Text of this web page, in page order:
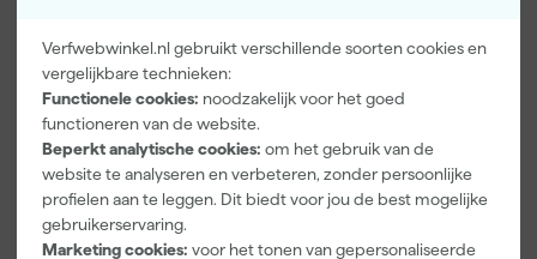
Verfwebwinkel.nl gebruikt verschillende soorten cookies en
vergelijkbare technieken:
Functionele cookies: noodzakelijk voor het goed
functioneren van de website.
Beperkt analytische cookies: om het gebruik van de
website te analyseren en verbeteren, zonder persoonlijke
profielen aan te leggen. Dit biedt voor jou de best mogelijke
gebruikerservaring.
Marketing cookies: voor het tonen van gepersonaliseerde
9 , 95 12 6